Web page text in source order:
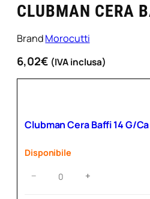
CLUBMAN CERA
BrandMorocutti
6,02€ (IVA inclusa)
Clubman
− +
Clubman Cera Baffi 14 G/
Disponibile